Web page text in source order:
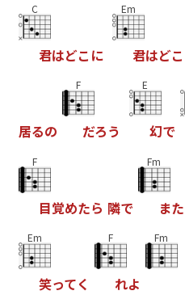
C
君はどこ に
Em
君はどこ
居るの
F
だろう
E
幻で
F
目覚めたら 隣で
Fm
また
Em
笑ってく
F
れよ
Fm